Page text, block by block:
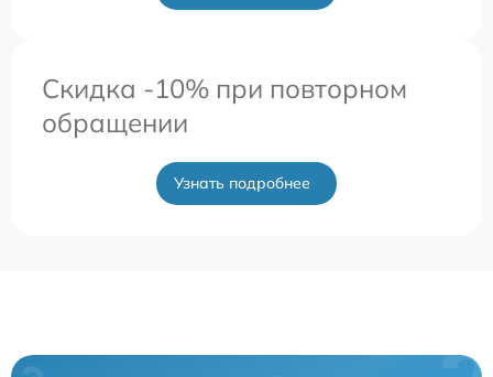
Скидка -10% при повторном
обращении
Узнать подробнее